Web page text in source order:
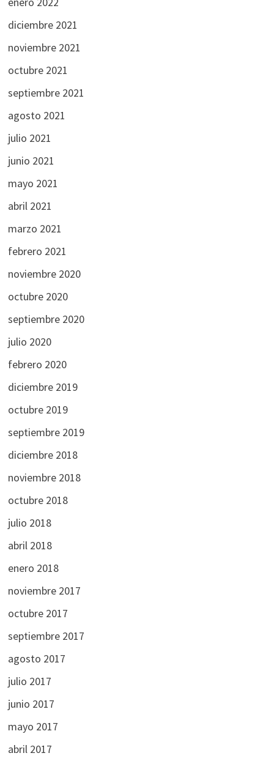
diciembre 2021
noviembre 2021
octubre 2021
septiembre 2021
agosto 2021
julio 2021
junio 2021
mayo 2021
abril 2021
marzo 2021
febrero 2021
noviembre 2020
octubre 2020
septiembre 2020
julio 2020
febrero 2020
diciembre 2019
octubre 2019
septiembre 2019
diciembre 2018
noviembre 2018
octubre 2018
julio 2018
abril 2018
enero 2018
noviembre 2017
octubre 2017
septiembre 2017
agosto 2017
julio 2017
junio 2017
mayo 2017
abril 2017